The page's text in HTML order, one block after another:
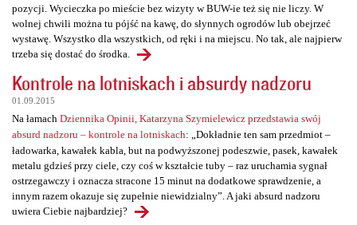
pozycji. Wycieczka po mieście bez wizyty w BUW-ie też się nie liczy. W
wolnej chwili można tu pójść na kawę, do słynnych ogrodów lub obejrzeć
wystawę. Wszystko dla wszystkich, od ręki i na miejscu. No tak, ale najpierw
trzeba się dostać do środka.
Kontrole na lotniskach i absurdy nadzoru
01.09.2015
Na łamach Dziennika Opinii, Katarzyna Szymielewicz przedstawia swój
absurd nadzoru – kontrole na lotniskach: „Dokładnie ten sam przedmiot –
ładowarka, kawałek kabla, but na podwyższonej podeszwie, pasek, kawałek
metalu gdzieś przy ciele, czy coś w kształcie tuby – raz uruchamia sygnał
ostrzegawczy i oznacza stracone 15 minut na dodatkowe sprawdzenie, a
innym razem okazuje się zupełnie niewidzialny”. A jaki absurd nadzoru
uwiera Ciebie najbardziej?